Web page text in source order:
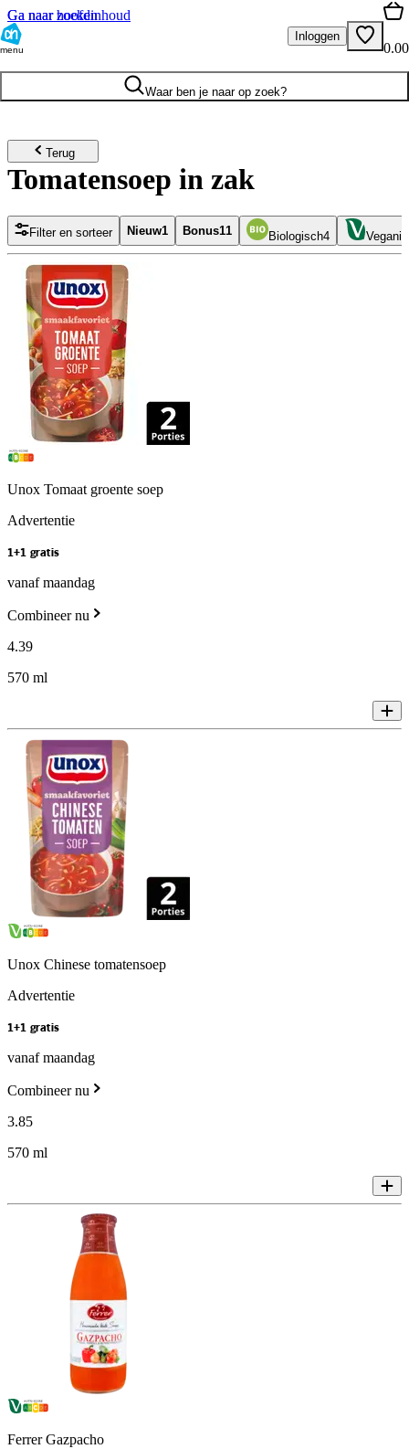
Ga naar hoofdinhoud
Ga naar zoeken
menu
Inloggen
0.00
Waar ben je naar op zoek?
Terug
Tomatensoep in zak
Filter en sorteer Nieuw1 Bonus11 Biologisch4
Unox Tomaat groente soep
Advertentie
1+1 gratis
vanaf maandag
Combineer nu
4.39
570 ml
Unox Chinese tomatensoep
Advertentie
1+1 gratis
vanaf maandag
Combineer nu
3.85
570 ml
Ferrer Gazpacho